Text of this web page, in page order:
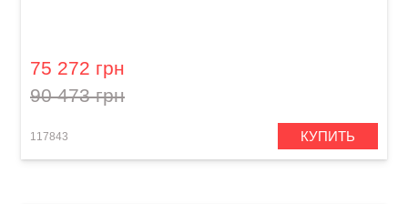
75 272 грн
90 473 грн
117843 КУПИТЬ